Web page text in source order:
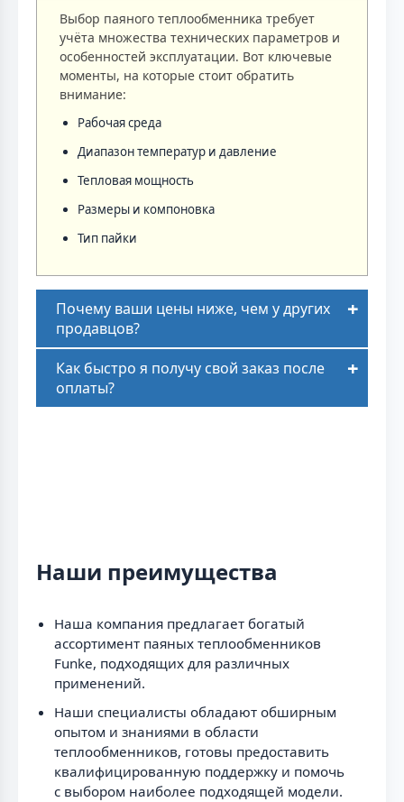
Выбор паяного теплообменника требует
учёта множества технических параметров и
особенностей эксплуатации. Вот ключевые
моменты, на которые стоит обратить
внимание:
Рабочая среда
Диапазон температур и давление
Тепловая мощность
Размеры и компоновка
Тип пайки
Почему ваши цены ниже, чем у других
продавцов?
Как быстро я получу свой заказ после
оплаты?
Наши преимущества
Наша компания предлагает богатый
ассортимент паяных теплообменников
Funke, подходящих для различных
применений.
Наши специалисты обладают обширным
опытом и знаниями в области
теплообменников, готовы предоставить
квалифицированную поддержку и помочь
с выбором наиболее подходящей модели.